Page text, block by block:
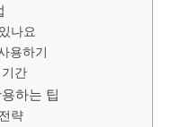
나요
용하기
간
하는 팁
략